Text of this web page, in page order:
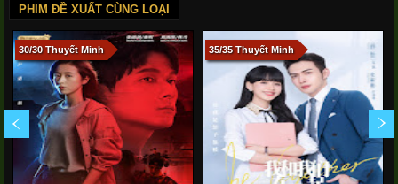
PHIM ĐỀ XUẤT CÙNG LOẠI
30/30 Thuyết Minh 35/35 Thuyết Minh